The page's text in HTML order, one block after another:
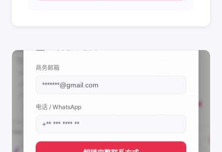
商务邮箱
电话 / WhatsApp